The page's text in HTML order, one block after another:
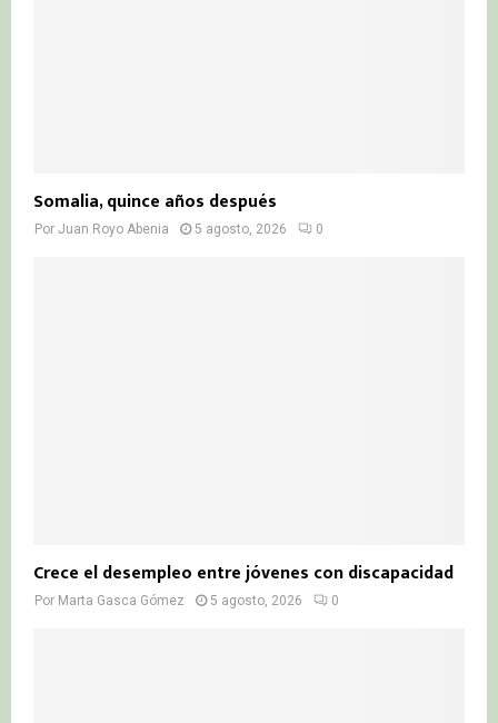
Somalia, quince años después
Por Juan Royo Abenia 5 agosto, 2026 0
Crece el desempleo entre jóvenes con discapacidad
Por Marta Gasca Gómez 5 agosto, 2026 0